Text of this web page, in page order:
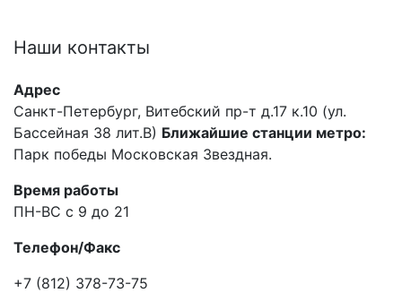
Наши контакты
Адрес
Санкт-Петербург, Витебский пр-т д.17 к.10 (ул.
Бассейная 38 лит.В) Ближайшие станции метро:
Парк победы Московская Звездная.
Время работы
ПН-ВС с 9 до 21
Телефон/Факс
+7 (812) 378-73-75